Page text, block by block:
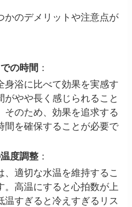
かのデメリットや注意点が
の時間 ：
身浴に比べて効果を実感す
がやや長く感じられること
そのため、効果を追求する
間を確保することが必要で
度調整：
、適切な水温を維持するこ
。高温にすると心拍数が上
温すぎると冷えすぎるリス